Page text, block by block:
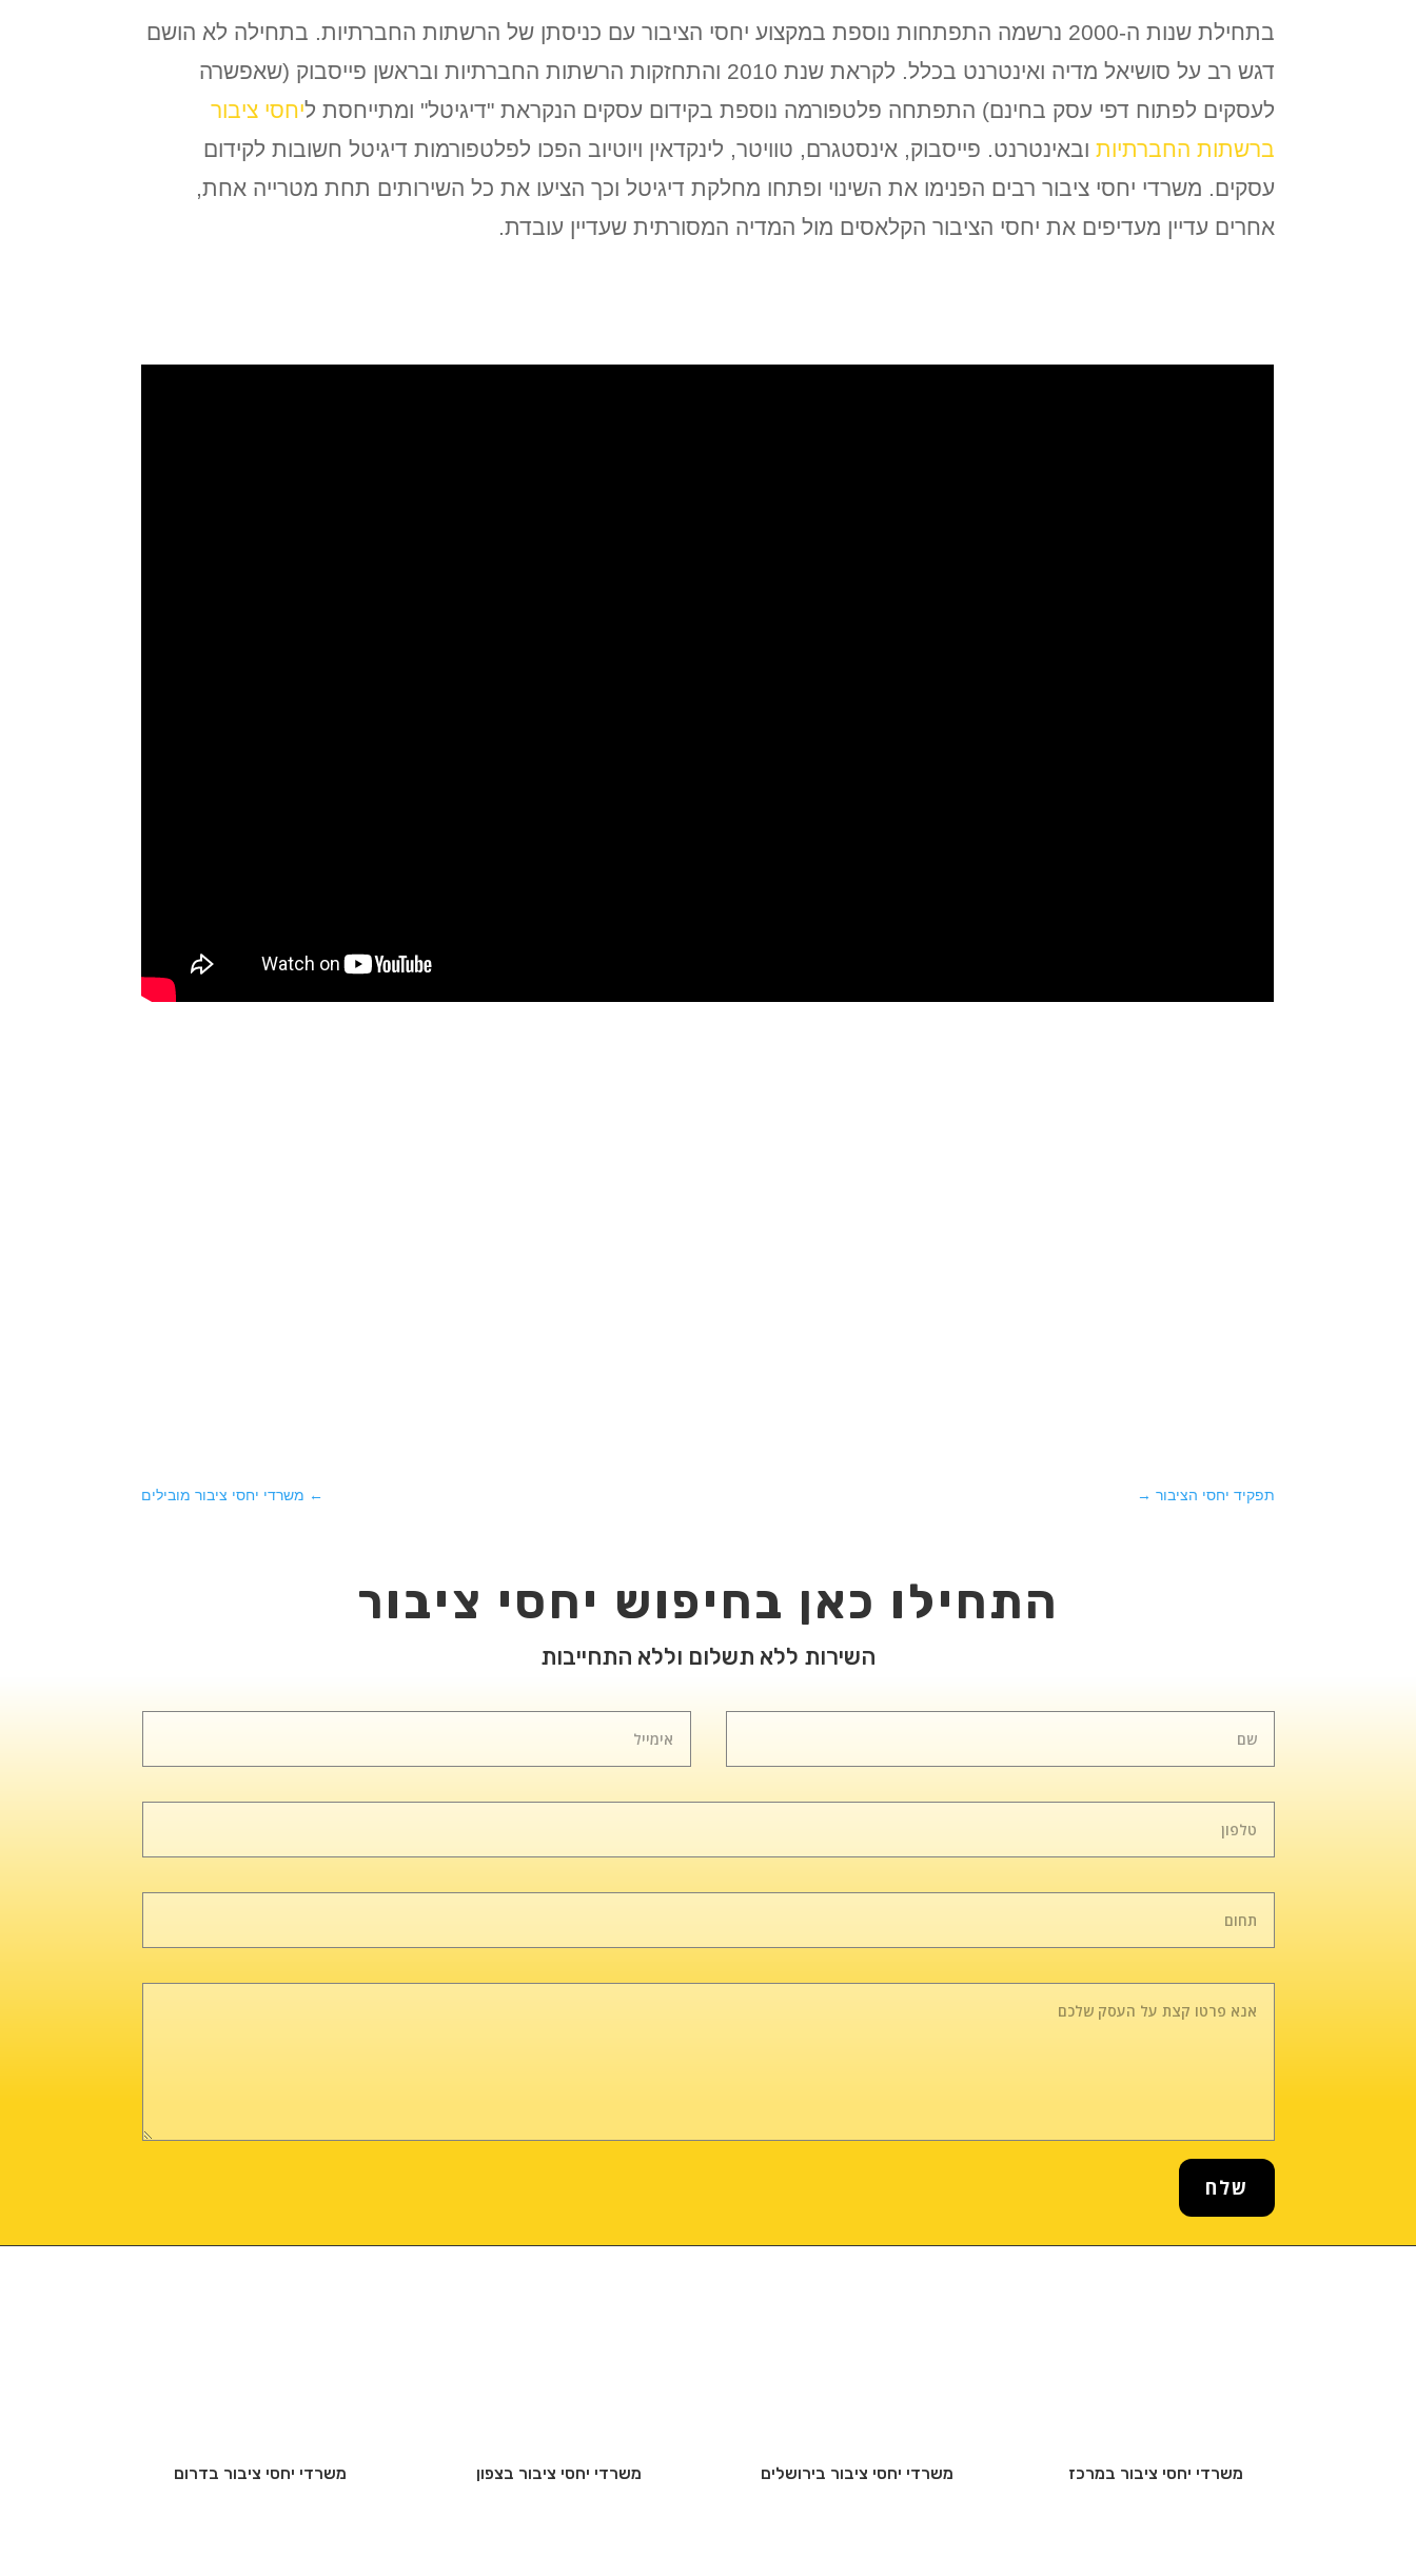
בתחילת שנות ה-2000 נרשמה התפתחות נוספת במקצוע יחסי הציבור עם כניסתן של הרשתות החברתיות. בתחילה לא הושם
דגש רב על סושיאל מדיה ואינטרנט בכלל. לקראת שנת 2010 והתחזקות הרשתות החברתיות ובראשן פייסבוק (שאפשרה
לעסקים לפתוח דפי עסק בחינם) התפתחה פלטפורמה נוספת בקידום עסקים הנקראת "דיגיטל" ומתייחסת ליחסי ציבור
ברשתות החברתיות ובאינטרנט. פייסבוק, אינסטגרם, טוויטר, לינקדאין ויוטיוב הפכו לפלטפורמות דיגיטל חשובות לקידום
עסקים. משרדי יחסי ציבור רבים הפנימו את השינוי ופתחו מחלקת דיגיטל וכך הציעו את כל השירותים תחת מטרייה אחת,
אחרים עדיין מעדיפים את יחסי הציבור הקלאסים מול המדיה המסורתית שעדיין עובדת.
← משרדי יחסי ציבור מובילים תפקיד יחסי הציבור →
התחילו כאן בחיפוש יחסי ציבור
השירות ללא תשלום וללא התחייבות
שלח
משרדי יחסי ציבור בדרום משרדי יחסי ציבור בצפון משרדי יחסי ציבור בירושלים משרדי יחסי ציבור במרכז